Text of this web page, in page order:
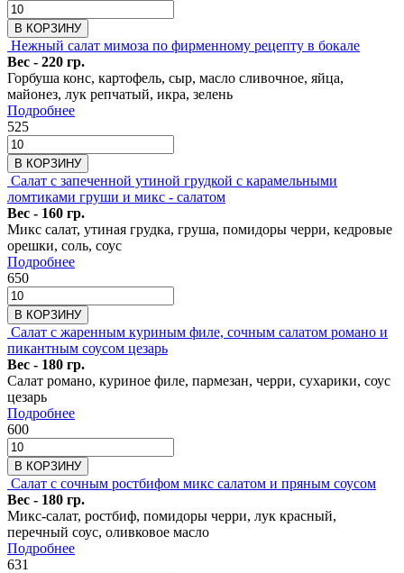
В КОРЗИНУ
Нежный салат мимоза по фирменному рецепту в бокале
Вес - 220 гр.
Горбуша конс, картофель, сыр, масло сливочное, яйца,
майонез, лук репчатый, икра, зелень
Подробнее
525
В КОРЗИНУ
Салат с запеченной утиной грудкой с карамельными
ломтиками груши и микс - салатом
Вес - 160 гр.
Микс салат, утиная грудка, груша, помидоры черри, кедровые
орешки, соль, соус
Подробнее
650
В КОРЗИНУ
Салат с жаренным куриным филе, сочным салатом романо и
пикантным соусом цезарь
Вес - 180 гр.
Салат романо, куриное филе, пармезан, черри, сухарики, соус
цезарь
Подробнее
600
В КОРЗИНУ
Салат с сочным ростбифом микс салатом и пряным соусом
Вес - 180 гр.
Микс-салат, ростбиф, помидоры черри, лук красный,
перечный соус, оливковое масло
Подробнее
631